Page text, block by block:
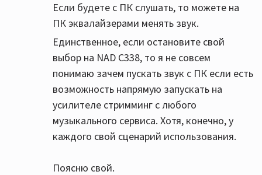
Если будете с ПК слушать, то можете на
ПК эквалайзерами менять звук.
Единственное, если остановите свой
выбор на NAD C338, то я не совсем
понимаю зачем пускать звук с ПК если есть
возможность напрямую запускать на
усилителе стримминг с любого
музыкального сервиса. Хотя, конечно, у
каждого свой сценарий использования.
Поясню свой.